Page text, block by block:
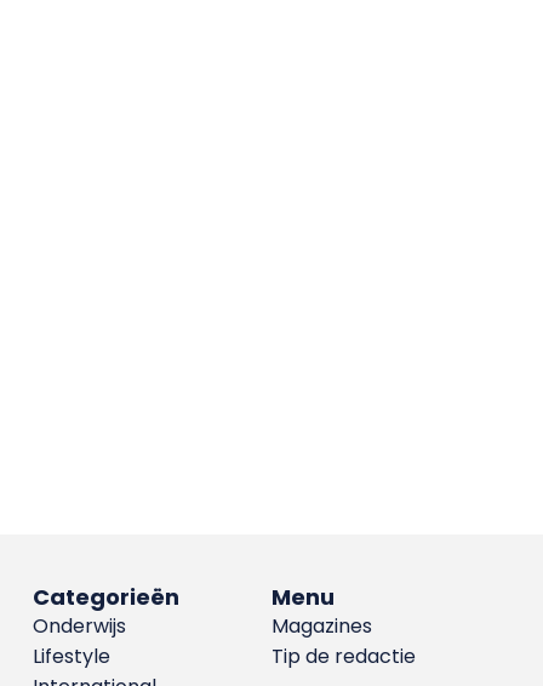
Menu
Magazines
Tip de redactie
Categorieën
Onderwijs
Lifestyle